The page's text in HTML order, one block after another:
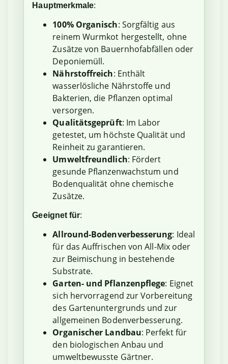
Hauptmerkmale:
100% Organisch: Sorgfältig aus
reinem Wurmkot hergestellt, ohne
Zusätze von Bauernhofabfällen oder
Deponiemüll.
Nährstoffreich: Enthält
wasserlösliche Nährstoffe und
Bakterien, die Pflanzen optimal
versorgen.
Qualitätsgeprüft: Im Labor
getestet, um höchste Qualität und
Reinheit zu garantieren.
Umweltfreundlich: Fördert
gesunde Pflanzenwachstum und
Bodenqualität ohne chemische
Zusätze.
Geeignet für:
Allround-Bodenverbesserung: Ideal
für das Auffrischen von All-Mix oder
zur Beimischung in bestehende
Substrate.
Garten- und Pflanzenpflege: Eignet
sich hervorragend zur Vorbereitung
des Gartenuntergrunds und zur
allgemeinen Bodenverbesserung.
Organischer Landbau: Perfekt für
den biologischen Anbau und
umweltbewusste Gärtner.